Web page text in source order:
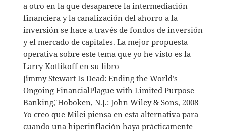
a otro en la que desaparece la intermediación
financiera y la canalización del ahorro a la
inversión se hace a través de fondos de inversión
y el mercado de capitales. La mejor propuesta
operativa sobre este tema que yo he visto es la
Larry Kotlikoff en su libro
¨¨Jimmy Stewart Is Dead: Ending the World’s
Ongoing FinancialPlague with Limited Purpose
Banking¨, Hoboken, N.J.: John Wiley & Sons, 2008
Yo creo que Milei piensa en esta alternativa para
cuando una hiperinflación haya prácticamente